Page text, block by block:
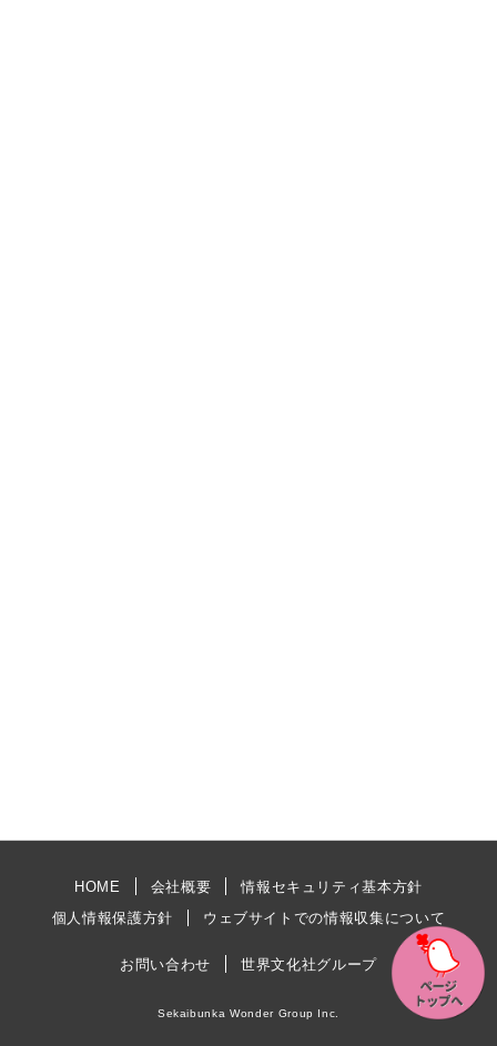
HOME 会社概要
情報セキュリティ基本方針
個人情報保護方針
ウェブサイトでの情報収集について
お問い合わせ 世界文化社グループ
Sekaibunka Wonder Group Inc.